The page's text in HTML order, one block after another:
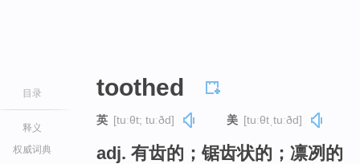
目录
释义
权威词典
toothed
英 [tuːθt; tuːðd] 美 [tuːθtˌtuːðd]
adj. 有齿的；锯齿状的；凛冽的